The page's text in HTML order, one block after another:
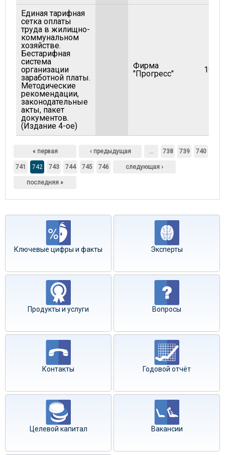
Единая тарифная
сетка оплаты
труда в жилищно-
коммунальном
хозяйстве.
Бестарифная
система
организации
заработной платы.
Методические
рекомендации,
законодательные
акты, пакет
документов.
(Издание 4-ое)
Фирма
"Прогресс"
1996
« первая ‹ предыдущая … 738 739 740
741 742 743 744 745 746 следующая ›
последняя »
Ключевые цифры и факты Эксперты
Продукты и услуги Вопросы
Контакты Годовой отчёт
Целевой капитал Вакансии